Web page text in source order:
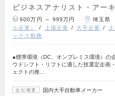
ビジネスアナリスト・アー
600万円 ～ 999万円 埼玉県
ル企業）
上場企業 大手企業
ックス勤務
●標準環境（DC、オンプレミス環境）の
ウドシフト・リフトに適した技選定企画
ェクトの推…
会社概要 国内大手自動車メーカー